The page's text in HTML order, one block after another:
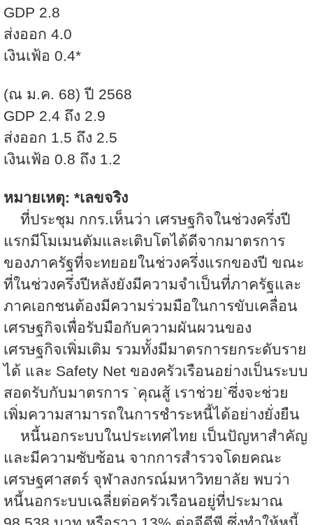
GDP 2.8
ส่งออก 4.0
เงินเฟ้อ 0.4*
(ณ ม.ค. 68)ปี 2568
GDP 2.4 ถึง 2.9
ส่งออก 1.5 ถึง 2.5
เงินเฟ้อ 0.8 ถึง 1.2
หมายเหตุ: *เลขจริง
ที่ประชุม กกร.เห็นว่า เศรษฐกิจในช่วงครึ่งปี
แรกมีโมเมนตัมและเติบโตได้ดีจากมาตรการ
ของภาครัฐที่จะทยอยในช่วงครึ่งแรกของปี ขณะ
ที่ในช่วงครึ่งปีหลังยังมีความจำเป็นที่ภาครัฐและ
ภาคเอกชนต้องมีความร่วมมือในการขับเคลื่อน
เศรษฐกิจเพื่อรับมือกับความผันผวนของ
เศรษฐกิจเพิ่มเติม รวมทั้งมีมาตรการยกระดับราย
ได้ และ Safety Net ของครัวเรือนอย่างเป็นระบบ
สอดรับกับมาตรการ `คุณสู้ เราช่วย`ซึ่งจะช่วย
เพิ่มความสามารถในการชำระหนี้ได้อย่างยั่งยืน
หนี้นอกระบบในประเทศไทย เป็นปัญหาสำคัญ
และมีความซับซ้อน จากการสำรวจโดยคณะ
เศรษฐศาสตร์ จุฬาลงกรณ์มหาวิทยาลัย พบว่า
หนี้นอกระบบเฉลี่ยต่อครัวเรือนอยู่ที่ประมาณ